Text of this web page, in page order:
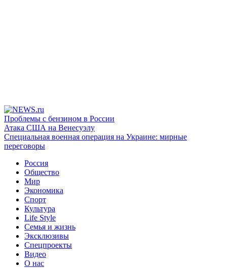
Проблемы с бензином в России
Атака США на Венесуэлу
Специальная военная операция на Украине: мирные
переговоры
Россия
Общество
Мир
Экономика
Спорт
Культура
Life Style
Семья и жизнь
Эксклюзивы
Спецпроекты
Видео
О нас